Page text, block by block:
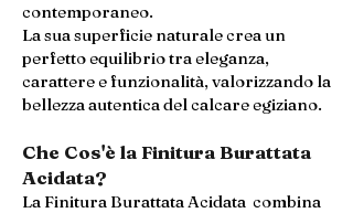
contemporaneo.
La sua superficie naturale crea un
perfetto equilibrio tra eleganza,
carattere e funzionalità, valorizzando la
bellezza autentica del calcare egiziano.
Che Cos'è la Finitura Burattata
Acidata?
La Finitura Burattata Acidata combina